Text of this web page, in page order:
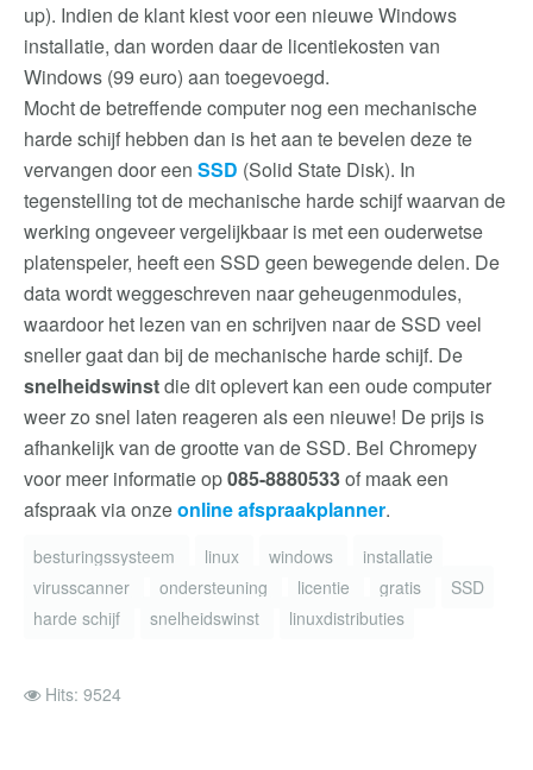
up). Indien de klant kiest voor een nieuwe Windows
installatie, dan worden daar de licentiekosten van
Windows (99 euro) aan toegevoegd.
Mocht de betreffende computer nog een mechanische
harde schijf hebben dan is het aan te bevelen deze te
vervangen door een SSD (Solid State Disk). In
tegenstelling tot de mechanische harde schijf waarvan de
werking ongeveer vergelijkbaar is met een ouderwetse
platenspeler, heeft een SSD geen bewegende delen. De
data wordt weggeschreven naar geheugenmodules,
waardoor het lezen van en schrijven naar de SSD veel
sneller gaat dan bij de mechanische harde schijf. De
snelheidswinstdie dit oplevert kan een oude computer
weer zo snel laten reageren als een nieuwe! De prijs is
afhankelijk van de grootte van de SSD. Bel Chromepy
voor meer informatie op085-8880533of maak een
afspraak via onzeonline afspraakplanner.
besturingssysteem linux windows
installatie
virusscanner
ondersteuning licentie gratis
SSD
harde schijf
snelheidswinst linuxdistributies
Hits: 9524